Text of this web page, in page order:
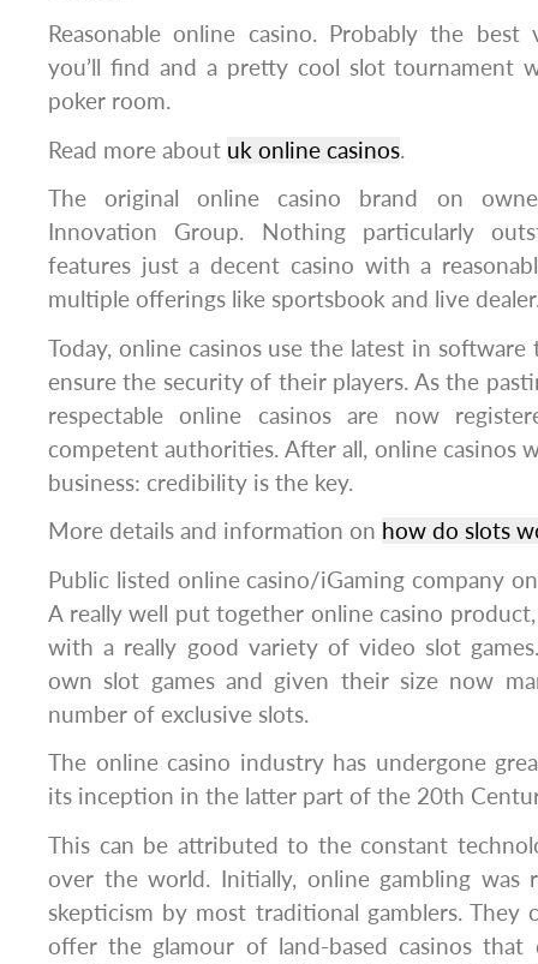
Reasonable online casino. Probably the
you’ll find and a pretty cool slot tournament
poker room.
Read more about uk online casinos.
The original online casino brand on
Innovation Group. Nothing particularly
features just a decent casino with a
multiple offerings like sportsbook and live
Today, online casinos use the latest in
ensure the security of their players. As the
respectable online casinos are now
competent authorities. After all, online casinos
business: credibility is the key.
More details and information on how do slots
Public listed online casino/iGaming company
A really well put together online casino
with a really good variety of video slot
own slot games and given their size now
number of exclusive slots.
The online casino industry has undergone
its inception in the latter part of the 20th
This can be attributed to the constant
over the world. Initially, online gambling
skepticism by most traditional gamblers.
offer the glamour of land-based casinos that